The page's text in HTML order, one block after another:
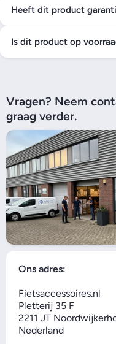
Heeft dit product
Is dit product op
Vragen? Neem
graag verder.
Ons adres:
Fietsaccessoires.nl
Pletterij 35 F
2211 JT
Nederland